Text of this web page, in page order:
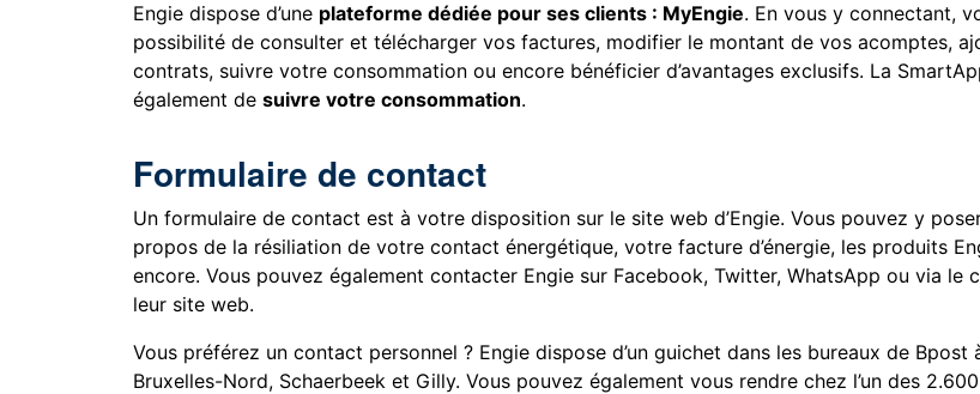
Engie dispose d’une plateforme dédiée pour ses clients : MyEngie. En vous y connectant,
possibilité de consulter et télécharger vos factures, modifier le montant de vos acomptes,
contrats, suivre votre consommation ou encore bénéficier d’avantages exclusifs. La
également de suivre votre consommation.
Formulaire de contact
Un formulaire de contact est à votre disposition sur le site web d’Engie. Vous pouvez y
propos de la résiliation de votre contact énergétique, votre facture d’énergie, les produits
encore. Vous pouvez également contacter Engie sur Facebook, Twitter, WhatsApp ou via le
leur site web.
Vous préférez un contact personnel ? Engie dispose d’un guichet dans les bureaux de Bpost
Bruxelles-Nord, Schaerbeek et Gilly. Vous pouvez également vous rendre chez l’un des